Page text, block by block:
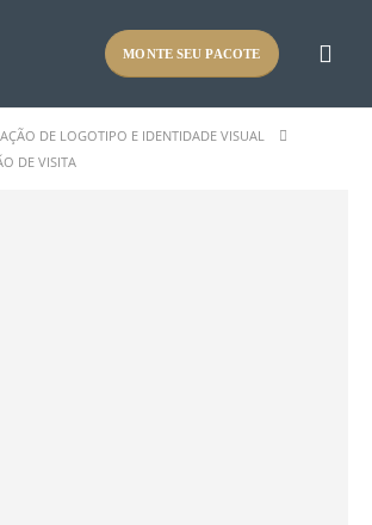
MONTE SEU PACOTE
DE LOGOTIPO E IDENTIDADE VISUAL
DE VISITA